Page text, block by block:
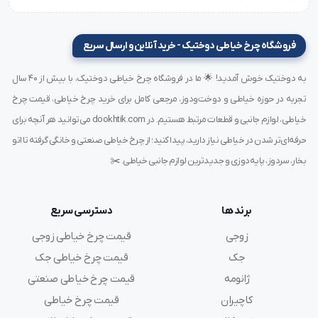
اهمیت بالایی دارد. فروشگاه‌های تخصصی، معمولاً
سوزن‌های اصل گروز را با بسته‌بندی استاندارد، تنوع سایز و
اطلاعات فنی دقیق ارائه می‌دهند. هنگام خرید حتماً به
مشخصات روی بسته توجه کنید تا مطمئن شوید سایز 12 و
مدل VRUE 1717 دقیقاً مناسب چرخ شماست.
دوخت کاملاً دقیق، تمیز و بدون نقص
دوام بالا در دوخت‌های طولانی و صنعتی
بهبود کیفیت نهایی دوخت در محصولات ظریف
فروشگاه چرخ خیاطی دوختیک - خرید آنلاین و ارسال سریع
به دوختیک خوش آمدید! 🌟 ما در فروشگاه چرخ خیاطی دوختیک، با بیش از ۴۰ سال
تجربه در حوزه خیاطی و دوخت‌ودوز، مرجعی کامل برای خرید چرخ خیاطی، قیمت چرخ
خیاطی، لوازم جانبی و قطعات مرتبط هستیم. در dookhtik.com می‌توانید هر آنچه برای
حرفه‌ای‌تر شدن در خیاطی نیاز دارید، پیدا کنید؛ از چرخ خیاطی صنعتی و خانگی گرفته تا اتو
بخار، سردوز، پایه‌دوزی و جدیدترین لوازم جانبی خیاطی. ✂️
برند ها
زوجی
جک
ژانومه
کاچیران
دسترسی سریع
قیمت چرخ خیاطی زوجی
قیمت چرخ خیاطی جک
قیمت چرخ خیاطی صنعتی
قیمت چرخ خیاطی